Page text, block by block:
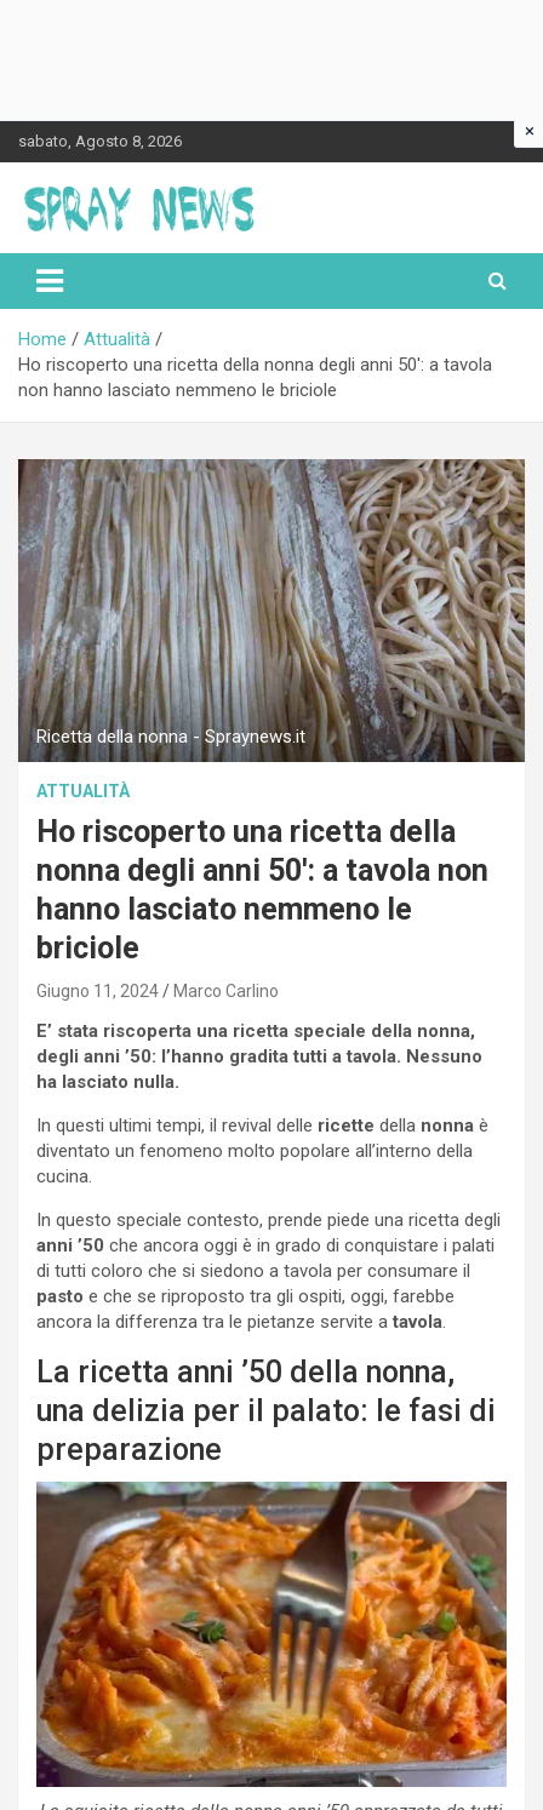
to
content
sabato, Agosto 8, 2026
Spraynews.it
Home
Attualità
Ho riscoperto una ricetta della nonna degli anni 50′: a tavola
non hanno lasciato nemmeno le briciole
Ricetta della nonna - Spraynews.it
ATTUALITÀ
Ho riscoperto una ricetta della
nonna degli anni 50′: a tavola non
hanno lasciato nemmeno le
briciole
Giugno 11, 2024 Marco Carlino
E’ stata riscoperta una ricetta speciale della nonna,
degli anni ’50: l’hanno gradita tutti a tavola. Nessuno
ha lasciato nulla.
In questi ultimi tempi, il revival delle ricette della nonna è
diventato un fenomeno molto popolare all’interno della
cucina.
In questo speciale contesto, prende piede una ricetta degli
anni ’50 che ancora oggi è in grado di conquistare i palati
di tutti coloro che si siedono a tavola per consumare il
pasto e che se riproposto tra gli ospiti, oggi, farebbe
ancora la differenza tra le pietanze servite atavola.
La ricetta anni ’50 della nonna,
una delizia per il palato: le fasi di
preparazione
×